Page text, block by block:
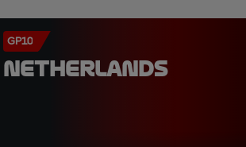
GP10
NETHERLANDS